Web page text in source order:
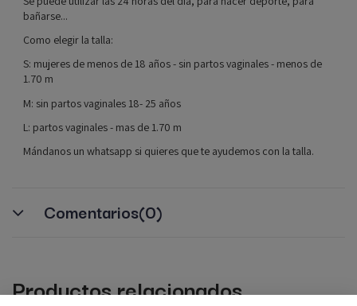
bañarse...
Como elegir la talla:
S: mujeres de menos de 18 años - sin partos vaginales - menos de
1.70 m
M: sin partos vaginales 18- 25 años
L: partos vaginales - mas de 1.70 m
Mándanos un whatsapp si quieres que te ayudemos con la talla.
Comentarios(0)
Productos relacionados